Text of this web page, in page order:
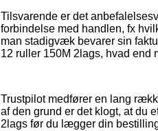
Tilsvarende er det
forbindelse med handlen, fx
man stadigvæk bevarer sin
12 ruller 150M 2lags, hvad end
Trustpilot medfører en lang
af den grund er det klogt, at du
2lags før du lægger din